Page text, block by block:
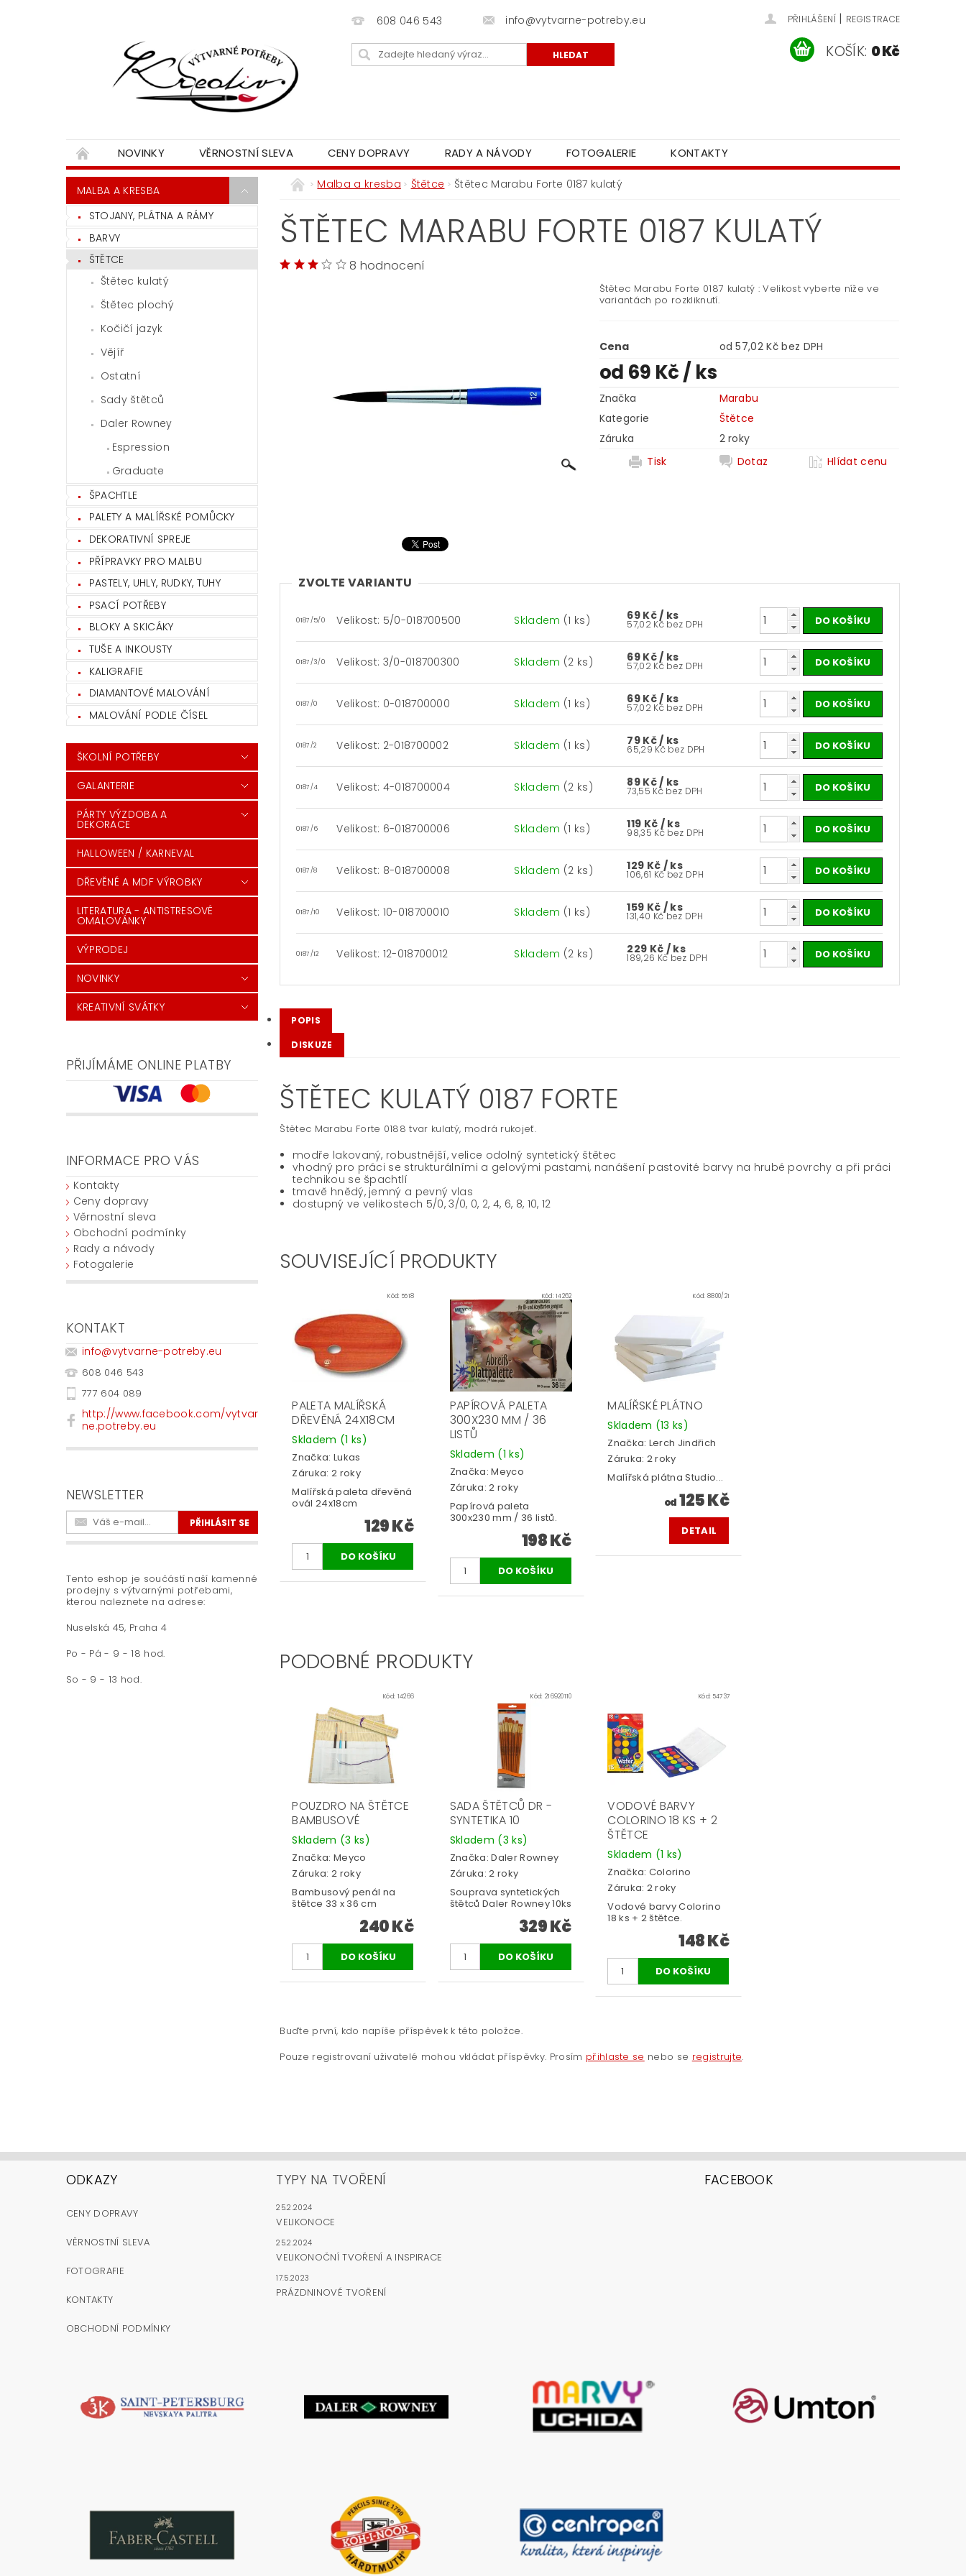
608 046 543 info@vytvarne-potreby.eu PŘIHLÁŠENÍ | REGISTRACE
KOŠÍK: 0 Kč
NOVINKY VĚRNOSTNÍ SLEVA CENY DOPRAVY RADY A NÁVODY FOTOGALERIE KONTAKTY
MALBA A KRESBA
STOJANY, PLÁTNA A RÁMY
BARVY
ŠTĚTCE
Štětec kulatý
Štětec plochý
Kočičí jazyk
Vějíř
Ostatní
Sady štětců
Daler Rowney
Espression
Graduate
ŠPACHTLE
PALETY A MALÍŘSKÉ POMŮCKY
DEKORATIVNÍ SPREJE
PŘÍPRAVKY PRO MALBU
PASTELY, UHLY, RUDKY, TUHY
PSACÍ POTŘEBY
BLOKY A SKICÁKY
TUŠE A INKOUSTY
KALIGRAFIE
DIAMANTOVÉ MALOVÁNÍ
MALOVÁNÍ PODLE ČÍSEL
ŠKOLNÍ POTŘEBY
GALANTERIE
PÁRTY VÝZDOBA A
DEKORACE
HALLOWEEN / KARNEVAL
DŘEVĚNÉ A MDF VÝROBKY
LITERATURA - ANTISTRESOVÉ
OMALOVÁNKY
VÝPRODEJ
NOVINKY
KREATIVNÍ SVÁTKY
PŘIJÍMÁME ONLINE PLATBY
INFORMACE PRO VÁS
Kontakty
Ceny dopravy
Věrnostní sleva
Obchodní podmínky
Rady a návody
Fotogalerie
KONTAKT
info@vytvarne-potreby.eu
608 046 543
777 604 089
http://www.facebook.com/vytvar
ne.potreby.eu
NEWSLETTER
Tento eshop je součástí naší kamenné
prodejny s výtvarnými potřebami,
kterou naleznete na adrese:
Nuselská 45, Praha 4
Po - Pá - 9 - 18 hod.
So - 9 - 13 hod.
Malba a kresba Štětce Štětec Marabu Forte 0187 kulatý
ŠTĚTEC MARABU FORTE 0187 KULATÝ
8 hodnocení
Štětec Marabu Forte 0187 kulatý : Velikost vyberte níže ve
variantách po rozkliknutí.
Cena od 57,02 Kč bez DPH
od 69 Kč/ ks
Značka
Marabu
Kategorie
Štětce
Záruka
2 roky
Tisk
Dotaz Hlídat cenu
ZVOLTE VARIANTU
0187/5/0 Velikost: 5/0-018700500 Skladem (1 ks) 69 Kč/ ks
57,02 Kč bez DPH
0187/3/0 Velikost: 3/0-018700300 Skladem (2 ks) 69 Kč/ ks
57,02 Kč bez DPH
0187/0 Velikost: 0-018700000 Skladem (1 ks) 69 Kč/ ks
57,02 Kč bez DPH
0187/2 Velikost: 2-018700002 Skladem (1 ks) 79 Kč/ ks
65,29 Kč bez DPH
0187/4 Velikost: 4-018700004 Skladem (2 ks) 89 Kč/ ks
73,55 Kč bez DPH
0187/6 Velikost: 6-018700006 Skladem (1 ks) 119 Kč / ks
98,35 Kč bez DPH
0187/8 Velikost: 8-018700008 Skladem (2 ks) 129 Kč / ks
106,61 Kč bez DPH
0187/10 Velikost: 10-018700010 Skladem (1 ks) 159 Kč / ks
131,40 Kč bez DPH
0187/12 Velikost: 12-018700012 Skladem (2 ks) 229 Kč / ks
189,26 Kč bez DPH
POPIS
DISKUZE
ŠTĚTEC KULATÝ 0187 FORTE
Štětec Marabu Forte 0188 tvar kulatý, modrá rukojeť.
modře lakovaný, robustnější, velice odolný syntetický štětec
vhodný pro práci se strukturálními a gelovými pastami, nanášení pastovité barvy na hrubé povrchy a při práci
technikou se špachtlí
tmavě hnědý, jemný a pevný vlas
dostupný ve velikostech 5/0, 3/0, 0, 2, 4, 6, 8, 10, 12
SOUVISEJÍCÍ PRODUKTY
Kód:5518
PALETA MALÍŘSKÁ
DŘEVĚNÁ 24X18CM
Skladem (1 ks)
Značka: Lukas
Záruka: 2 roky
Malířská paleta dřevěná
ovál 24x18cm
129 Kč
Kód:14262
PAPÍROVÁ PALETA
300X230 MM / 36
LISTŮ
Skladem (1 ks)
Značka:Meyco
Záruka: 2 roky
Papírová paleta
300x230 mm / 36 listů.
198 Kč
Kód: 8800/21
MALÍŘSKÉ PLÁTNO
Skladem (13 ks)
Značka: Lerch Jindřich
Záruka: 2 roky
Malířská plátna Studio...
od 125 Kč
DETAIL
PODOBNÉ PRODUKTY
Kód: 14266
POUZDRO NA ŠTĚTCE
BAMBUSOVÉ
Skladem (3 ks)
Značka: Meyco
Záruka: 2 roky
Bambusový penál na
štětce 33 x 36 cm
240 Kč
Kód: 216920110
SADA ŠTĚTCŮ DR -
SYNTETIKA 10
Skladem (3 ks)
Značka:Daler Rowney
Záruka: 2 roky
Souprava syntetických
štětců Daler Rowney 10ks
329 Kč
Kód: 54737
VODOVÉ BARVY
COLORINO 18 KS + 2
ŠTĚTCE
Skladem (1 ks)
Značka: Colorino
Záruka: 2 roky
Vodové barvy Colorino
18 ks + 2 štětce.
148 Kč
Buďte první, kdo napíše příspěvek k této položce.
Pouze registrovaní uživatelé mohou vkládat příspěvky. Prosím přihlaste se nebo se registrujte.
ODKAZY
CENY DOPRAVY
VĚRNOSTNÍ SLEVA
FOTOGRAFIE
KONTAKTY
OBCHODNÍ PODMÍNKY
TYPY NA TVOŘENÍ
25.2.2024
VELIKONOCE
25.2.2024
VELIKONOČNÍ TVOŘENÍ A INSPIRACE
17.5.2023
PRÁZDNINOVÉ TVOŘENÍ
FACEBOOK